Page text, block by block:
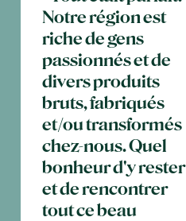
Notre région est
riche de gens
passionnés et de
divers produits
bruts, fabriqués
et/ou transformés
chez-nous. Quel
bonheur d'y rester
et de rencontrer
tout ce beau